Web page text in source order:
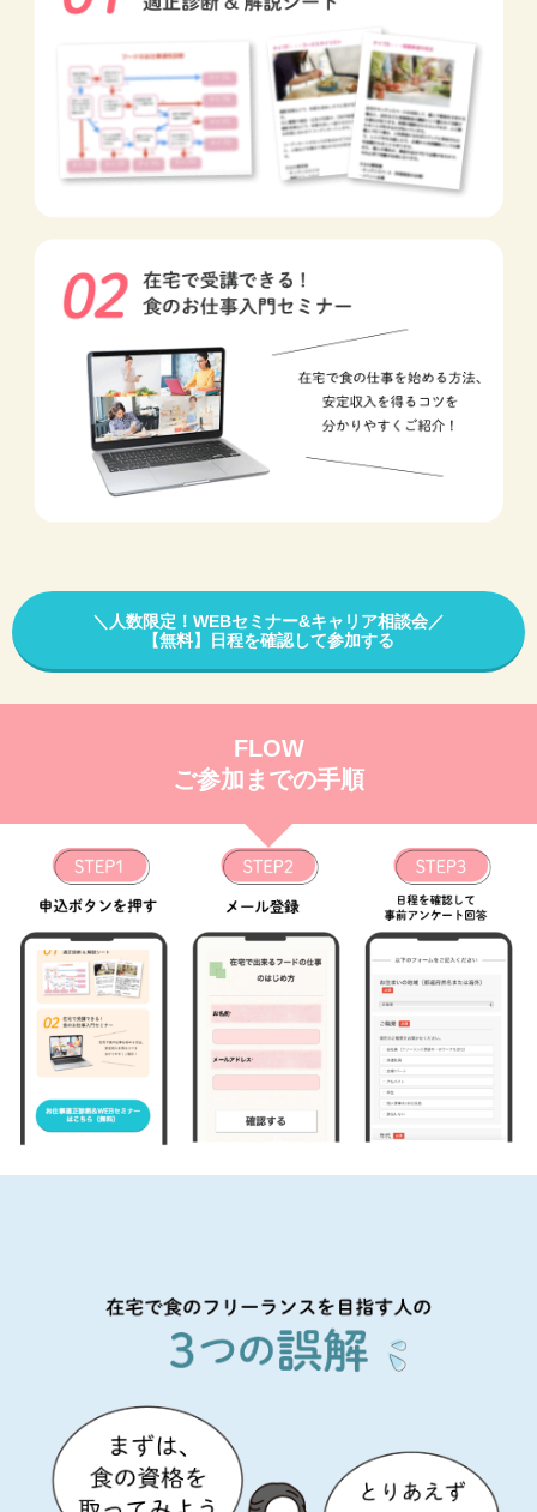
＼人数限定！WEBセミナー&キャリア相談会／
【無料】日程を確認して参加する
FLOW
ご参加までの手順